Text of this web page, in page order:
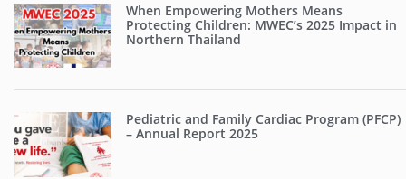
When Empowering Mothers Means
Protecting Children: MWEC’s 2025 Impact in
Northern Thailand
Pediatric and Family Cardiac Program (PFCP)
– Annual Report 2025